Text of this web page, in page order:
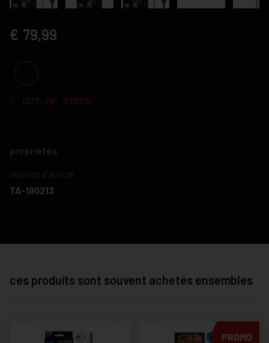
79,99
OUT_OF_STOCK
propriétés
numéro d'article
TA-190213
ces produits sont souvent achetés ensembles
PROMO